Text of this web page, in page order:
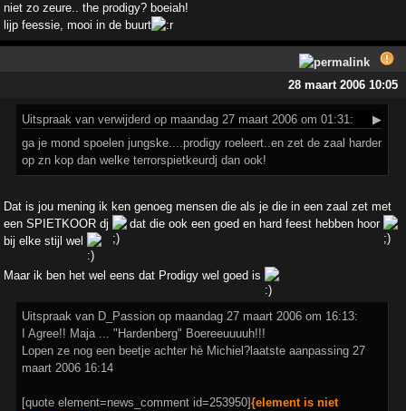
niet zo zeure.. the prodigy? boeiah!
lijp feessie, mooi in de buurt
28 maart 2006 10:05
Uitspraak van verwijderd op maandag 27 maart 2006 om 01:31:
▶
ga je mond spoelen jungske....prodigy roeleert..en zet de zaal harder
op zn kop dan welke terrorspietkeurdj dan ook!
Dat is jou mening ik ken genoeg mensen die als je die in een zaal zet met
een SPIETKOOR dj
dat die ook een goed en hard feest hebben hoor
bij elke stijl wel
Maar ik ben het wel eens dat Prodigy wel goed is
Uitspraak van D_Passion op maandag 27 maart 2006 om 16:13:
I Agree!! Maja ... "Hardenberg" Boereeuuuuh!!!
Lopen ze nog een beetje achter hè Michiel?laatste aanpassing 27
maart 2006 16:14
[quote element=news_comment id=253950]{element is niet